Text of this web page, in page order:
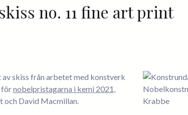
no. 11 fine art print
av skiss från arbetet med konstverk
förnobelpristagarna i kemi 2021
och David Macmillan.